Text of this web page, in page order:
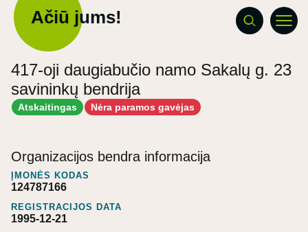
Ačiū jums!
417-oji daugiabučio namo Sakalų g. 23
savininkų bendrija
Atskaitingas Nėra paramos gavėjas
Organizacijos bendra informacija
ĮMONĖS KODAS
124787166
REGISTRACIJOS DATA
1995-12-21